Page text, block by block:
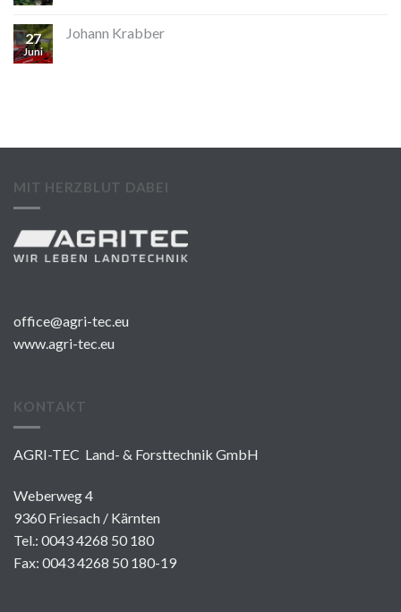
27
Juni
Johann Krabber
MIT HERZBLUT DABEI
office@agri-tec.eu
www.agri-tec.eu
KONTAKT
AGRI-TEC Land- & Forsttechnik GmbH
Weberweg 4
9360 Friesach / Kärnten
Tel.: 0043 4268 50 180
Fax: 0043 4268 50 180-19